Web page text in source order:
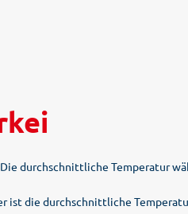
durchschnittliche Temperatur
die durchschnittliche